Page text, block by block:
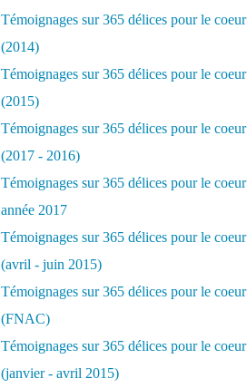
Témoignages sur 365 délices pour le coeur
(2014)
Témoignages sur 365 délices pour le coeur
(2015)
Témoignages sur 365 délices pour le coeur
(2017 - 2016)
Témoignages sur 365 délices pour le coeur
année 2017
Témoignages sur 365 délices pour le coeur
(avril - juin 2015)
Témoignages sur 365 délices pour le coeur
(FNAC)
Témoignages sur 365 délices pour le coeur
(janvier - avril 2015)